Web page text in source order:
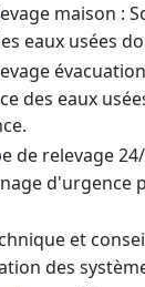
maison :
eaux usées
des eaux
de relevage
d'urgence
et
des